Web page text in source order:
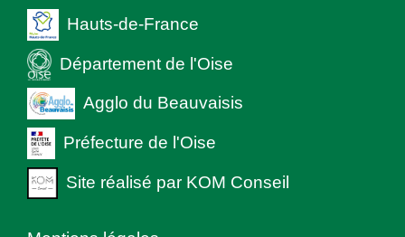
Hauts-de-France
Département de l'Oise
Agglo du Beauvaisis
Préfecture de l'Oise
Site réalisé par KOM Conseil